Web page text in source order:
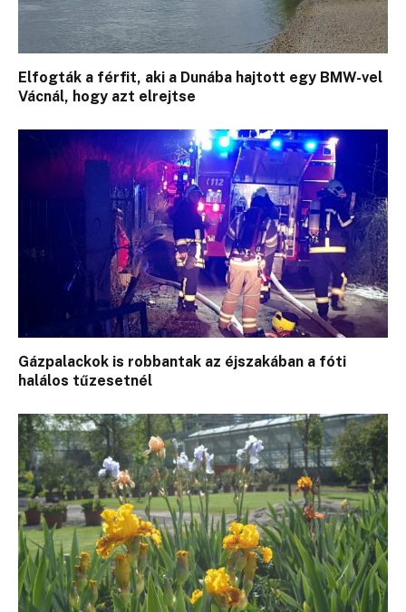
Elfogták a férfit, aki a Dunába hajtott egy BMW-vel
Vácnál, hogy azt elrejtse
Gázpalackok is robbantak az éjszakában a fóti
halálos tűzesetnél